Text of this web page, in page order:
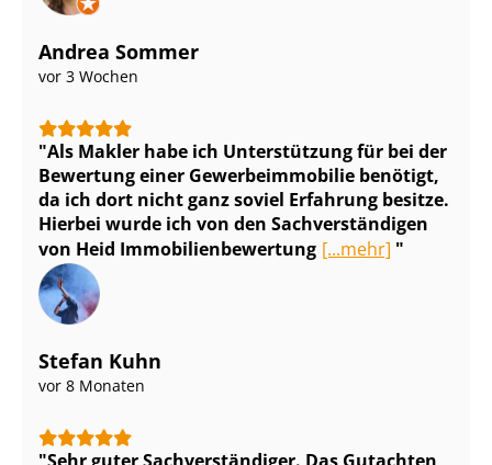
Andrea Sommer
vor 3 Wochen
Als Makler habe ich Unterstützung für bei der
Bewertung einer Ge­wer­be­im­mo­bi­lie benötigt,
da ich dort nicht ganz soviel Erfahrung besitze.
Hierbei wurde ich von den Sach­ver­stän­di­gen
von Heid Im­mo­bi­li­en­be­wer­tung [...mehr]
Stefan Kuhn
vor 8 Monaten